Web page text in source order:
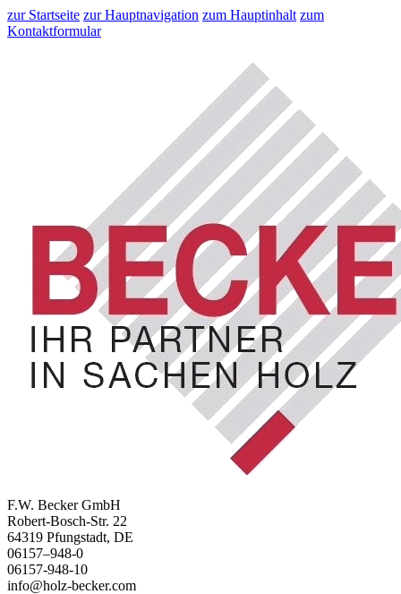
zur Startseite zur Hauptnavigation zum Hauptinhalt zum
Kontaktformular
F.W. Becker GmbH
Robert-Bosch-Str. 22
64319 Pfungstadt, DE
06157–948-0
06157-948-10
info@holz-becker.com